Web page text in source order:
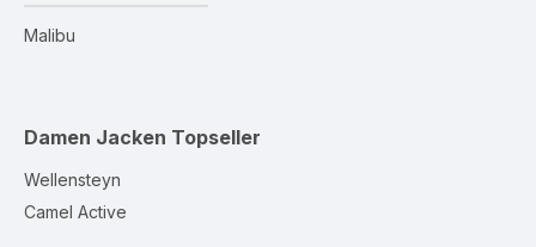
Malibu
Damen Jacken Topseller
Wellensteyn
Camel Active